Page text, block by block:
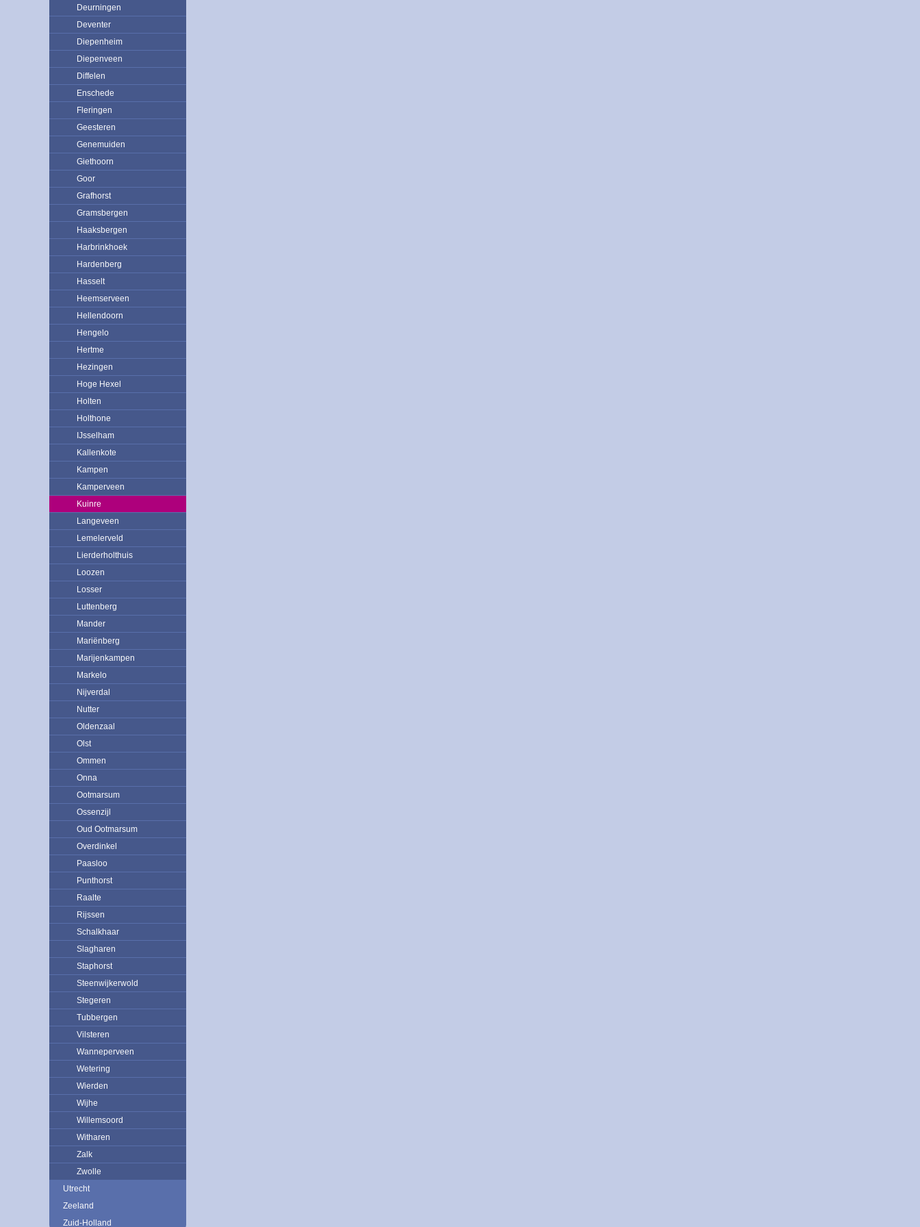
Deurningen
Deventer
Diepenheim
Diepenveen
Diffelen
Enschede
Fleringen
Geesteren
Genemuiden
Giethoorn
Goor
Grafhorst
Gramsbergen
Haaksbergen
Harbrinkhoek
Hardenberg
Hasselt
Heemserveen
Hellendoorn
Hengelo
Hertme
Hezingen
Hoge Hexel
Holten
Holthone
IJsselham
Kallenkote
Kampen
Kamperveen
Kuinre
Langeveen
Lemelerveld
Lierderholthuis
Loozen
Losser
Luttenberg
Mander
Mariënberg
Marijenkampen
Markelo
Nijverdal
Nutter
Oldenzaal
Olst
Ommen
Onna
Ootmarsum
Ossenzijl
Oud Ootmarsum
Overdinkel
Paasloo
Punthorst
Raalte
Rijssen
Schalkhaar
Slagharen
Staphorst
Steenwijkerwold
Stegeren
Tubbergen
Vilsteren
Wanneperveen
Wetering
Wierden
Wijhe
Willemsoord
Witharen
Zalk
Zwolle
Utrecht
Zeeland
Zuid-Holland